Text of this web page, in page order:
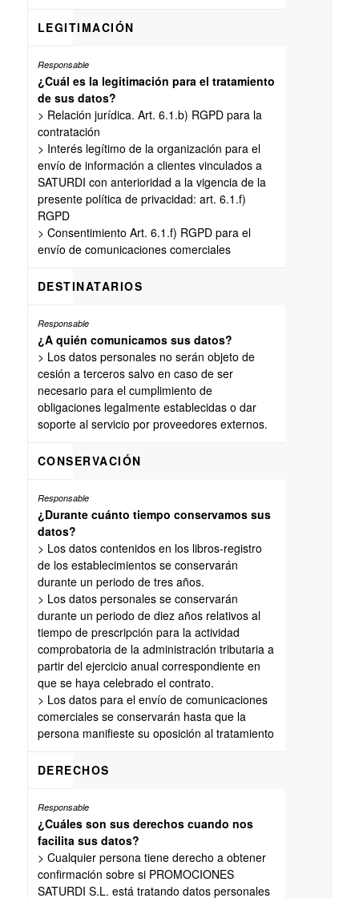
LEGITIMACIÓN
¿Cuál es la legitimación para el tratamiento
de sus datos?
> Relación jurídica. Art. 6.1.b) RGPD para la
contratación
> Interés legítimo de la organización para el
envío de información a clientes vinculados a
SATURDI con anterioridad a la vigencia de la
presente política de privacidad: art. 6.1.f)
RGPD
> Consentimiento Art. 6.1.f) RGPD para el
envío de comunicaciones comerciales
DESTINATARIOS
¿A quién comunicamos sus datos?
> Los datos personales no serán objeto de
cesión a terceros salvo en caso de ser
necesario para el cumplimiento de
obligaciones legalmente establecidas o dar
soporte al servicio por proveedores externos.
CONSERVACIÓN
¿Durante cuánto tiempo conservamos sus
datos?
> Los datos contenidos en los libros-registro
de los establecimientos se conservarán
durante un periodo de tres años.
> Los datos personales se conservarán
durante un periodo de diez años relativos al
tiempo de prescripción para la actividad
comprobatoria de la administración tributaria a
partir del ejercicio anual correspondiente en
que se haya celebrado el contrato.
> Los datos para el envío de comunicaciones
comerciales se conservarán hasta que la
persona manifieste su oposición al tratamiento
DERECHOS
¿Cuáles son sus derechos cuando nos
facilita sus datos?
> Cualquier persona tiene derecho a obtener
confirmación sobre si PROMOCIONES
SATURDI S.L. está tratando datos personales